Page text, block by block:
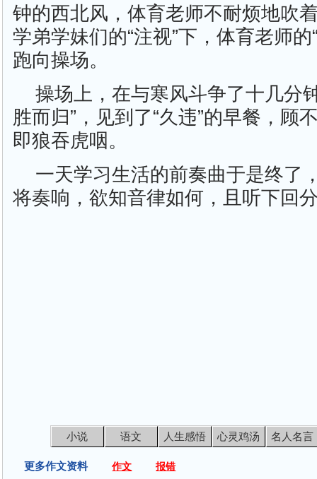
钟的西北风，体育老师不耐烦地吹
学弟学妹们的“注视”下，体育老师的
跑向操场。
操场上，在与寒风斗争了十几分
胜而归”，见到了“久违”的早餐，顾
即狼吞虎咽。
一天学习生活的前奏曲于是终了
将奏响，欲知音律如何，且听下回
小说 语文 人生感悟 心灵鸡汤 名人名言
更多作文资料作文
报错